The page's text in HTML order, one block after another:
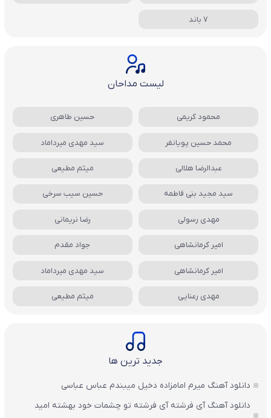
7 باند
لیست مداحان
محمود کریمی حسین طاهری
محمد حسین پویانفر سید مهدی میرداماد
عبدالرضا هلالی میثم مطیعی
سید مجید بنی فاطمه حسین سیب سرخی
مهدی رسولی رضا نریمانی
امیر کرمانشاهی جواد مقدم
امیر کرمانشاهی سید مهدی میرداماد
مهدی رعنایی میثم مطیعی
جدید ترین ها
دانلود آهنگ میرم امامزاده دخیل میبندم عباس عباسی
دانلود آهنگ آی فرشته آی فرشته تو چشمات خود بهشته امید